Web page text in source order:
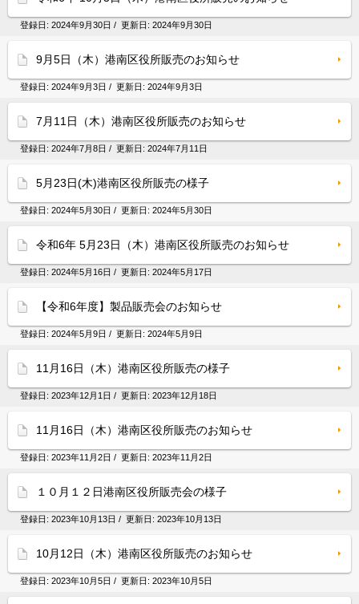
登録日: 2024年9月30日 / 更新日: 2024年9月30日
9月5日（木）港南区役所販売のお知らせ
登録日: 2024年9月3日 / 更新日: 2024年9月3日
7月11日（木）港南区役所販売のお知らせ
登録日: 2024年7月8日 / 更新日: 2024年7月11日
5月23日(木)港南区役所販売の様子
登録日: 2024年5月30日 / 更新日: 2024年5月30日
令和6年 5月23日（木）港南区役所販売のお知らせ
登録日: 2024年5月16日 / 更新日: 2024年5月17日
【令和6年度】製品販売会のお知らせ
登録日: 2024年5月9日 / 更新日: 2024年5月9日
11月16日（木）港南区役所販売の様子
登録日: 2023年12月1日 / 更新日: 2023年12月18日
11月16日（木）港南区役所販売のお知らせ
登録日: 2023年11月2日 / 更新日: 2023年11月2日
１０月１２日港南区役所販売会の様子
登録日: 2023年10月13日 / 更新日: 2023年10月13日
10月12日（木）港南区役所販売のお知らせ
登録日: 2023年10月5日 / 更新日: 2023年10月5日